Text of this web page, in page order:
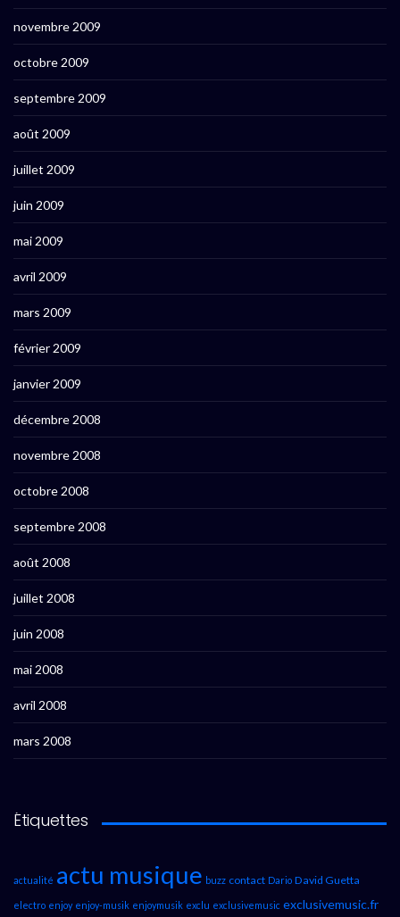
novembre 2009
octobre 2009
septembre 2009
août 2009
juillet 2009
juin 2009
mai 2009
avril 2009
mars 2009
février 2009
janvier 2009
décembre 2008
novembre 2008
octobre 2008
septembre 2008
août 2008
juillet 2008
juin 2008
mai 2008
avril 2008
mars 2008
Étiquettes
actualité actu musique buzz contact Dario David Guetta
electro enjoy enjoy-musik enjoymusik exclu exclusivemusic exclusivemusic.fr